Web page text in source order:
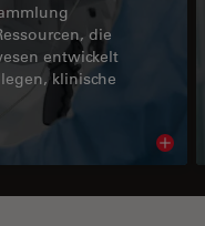
die
entwickelt
klinische